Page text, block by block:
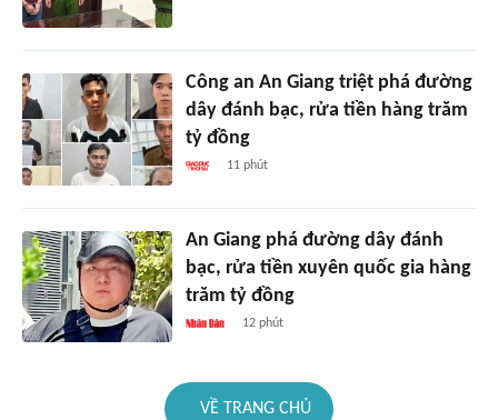
Công an An Giang triệt phá đường
dây đánh bạc, rửa tiền hàng trăm
tỷ đồng
11 phút
An Giang phá đường dây đánh
bạc, rửa tiền xuyên quốc gia hàng
trăm tỷ đồng
12 phút
VỀ TRANG CHỦ